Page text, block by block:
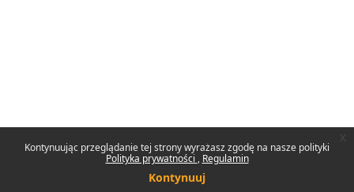
Kontynuując przeglądanie tej strony wyrażasz zgodę na nasze polityki
Polityka prywatności
Regulamin
Kontynuuj